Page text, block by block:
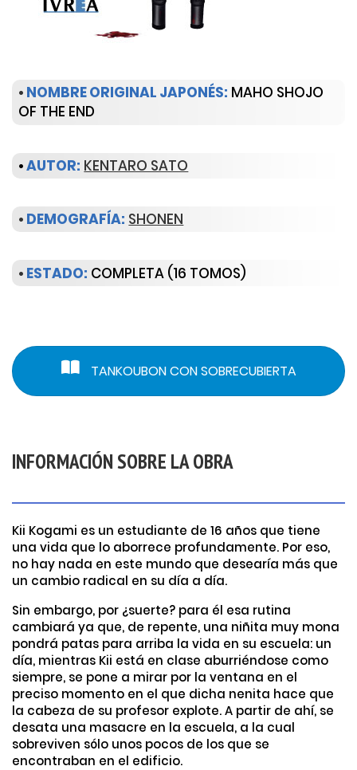
• NOMBRE ORIGINAL JAPONÉS: MAHO SHOJO
OF THE END
•AUTOR: KENTARO SATO
• DEMOGRAFÍA: SHONEN
• ESTADO: COMPLETA (16 TOMOS)
TANKOUBON CON SOBRECUBIERTA
INFORMACIÓN SOBRE LA OBRA
Kii Kogami es un estudiante de 16 años que tiene
una vida que lo aborrece profundamente. Por eso,
no hay nada en este mundo que desearía más que
un cambio radical en su día a día.
Sin embargo, por ¿suerte? para él esa rutina
cambiará ya que, de repente, una niñita muy mona
pondrá patas para arriba la vida en su escuela: un
día, mientras Kii está en clase aburriéndose como
siempre, se pone a mirar por la ventana en el
preciso momento en el que dicha nenita hace que
la cabeza de su profesor explote. A partir de ahí, se
desata una masacre en la escuela, a la cual
sobreviven sólo unos pocos de los que se
encontraban en el edificio.